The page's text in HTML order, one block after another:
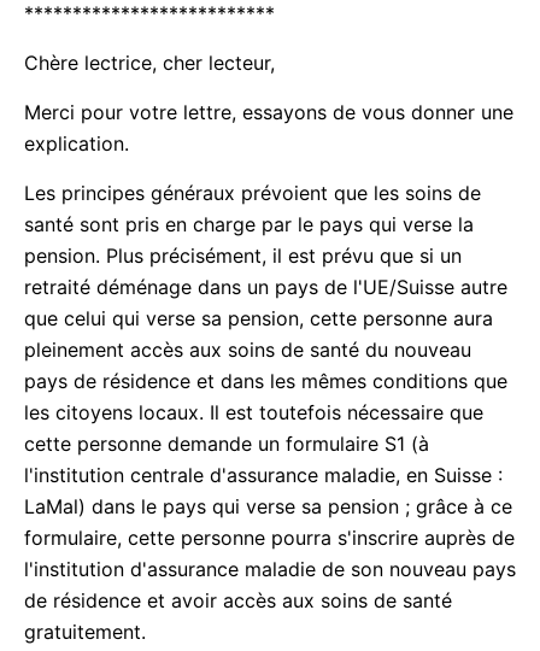
**************************
Chère lectrice, cher lecteur,
Merci pour votre lettre, essayons de vous donner une
explication.
Les principes généraux prévoient que les soins de
santé sont pris en charge par le pays qui verse la
pension. Plus précisément, il est prévu que si un
retraité déménage dans un pays de l'UE/Suisse autre
que celui qui verse sa pension, cette personne aura
pleinement accès aux soins de santé du nouveau
pays de résidence et dans les mêmes conditions que
les citoyens locaux. Il est toutefois nécessaire que
cette personne demande un formulaire S1 (à
l'institution centrale d'assurance maladie, en Suisse :
LaMal) dans le pays qui verse sa pension ; grâce à ce
formulaire, cette personne pourra s'inscrire auprès de
l'institution d'assurance maladie de son nouveau pays
de résidence et avoir accès aux soins de santé
gratuitement.